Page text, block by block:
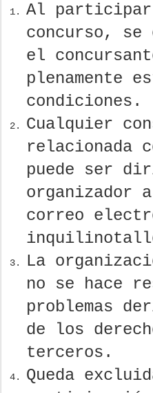
Al
concurso, se
el
plenamente
condiciones.
Cualquier
relacionada
puede ser
organizador
correo
La
no se hace
problemas
de los
terceros.
Queda